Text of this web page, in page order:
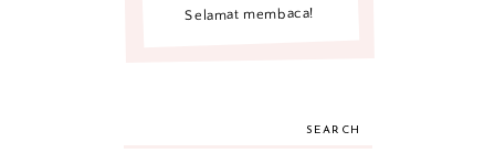
Selamat membaca!
SEARCH